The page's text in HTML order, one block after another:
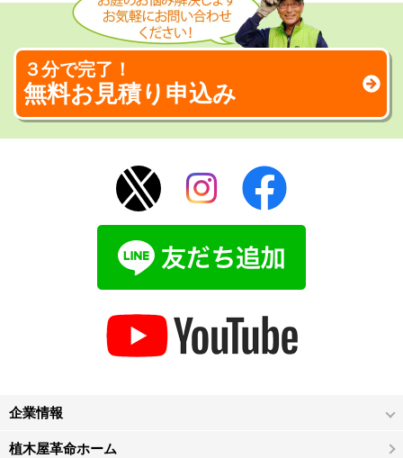
３分で完了！
無料お見積り申込み
企業情報
植木屋革命ホーム